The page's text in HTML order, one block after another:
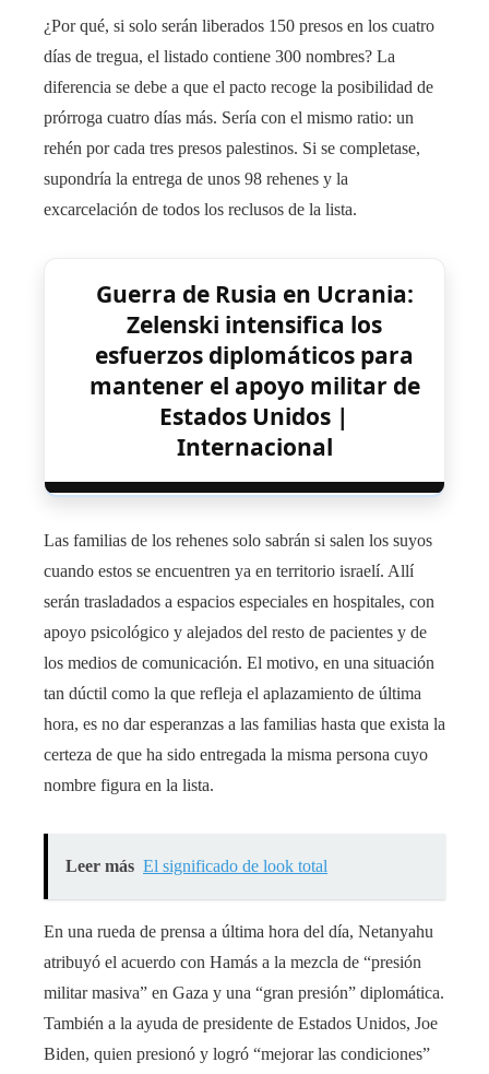
¿Por qué, si solo serán liberados 150 presos en los cuatro
días de tregua, el listado contiene 300 nombres? La
diferencia se debe a que el pacto recoge la posibilidad de
prórroga cuatro días más. Sería con el mismo ratio: un
rehén por cada tres presos palestinos. Si se completase,
supondría la entrega de unos 98 rehenes y la
excarcelación de todos los reclusos de la lista.
Guerra de Rusia en Ucrania:
Zelenski intensifica los
esfuerzos diplomáticos para
mantener el apoyo militar de
Estados Unidos |
Internacional
Las familias de los rehenes solo sabrán si salen los suyos
cuando estos se encuentren ya en territorio israelí. Allí
serán trasladados a espacios especiales en hospitales, con
apoyo psicológico y alejados del resto de pacientes y de
los medios de comunicación. El motivo, en una situación
tan dúctil como la que refleja el aplazamiento de última
hora, es no dar esperanzas a las familias hasta que exista la
certeza de que ha sido entregada la misma persona cuyo
nombre figura en la lista.
Leer más El significado de look total
En una rueda de prensa a última hora del día, Netanyahu
atribuyó el acuerdo con Hamás a la mezcla de “presión
militar masiva” en Gaza y una “gran presión” diplomática.
También a la ayuda de presidente de Estados Unidos, Joe
Biden, quien presionó y logró “mejorar las condiciones”